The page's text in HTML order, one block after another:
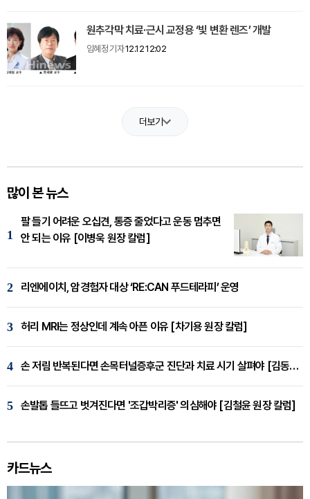
원추각막 치료·근시 교정용 ‘빛 변환 렌즈’ 개발
임혜정 기자12.12 12:02
더보기
많이 본 뉴스
1
팔 들기 어려운 오십견, 통증 줄었다고 운동 멈추면
안 되는 이유 [이병욱 원장 칼럼]
2 리엔에이치, 암경험자 대상 ‘RE:CAN 푸드테라피’ 운영
3 허리 MRI는 정상인데 계속 아픈 이유 [차기용 원장 칼럼]
4 손 저림 반복된다면 손목터널증후군 진단과 치료 시기 살펴야 [김동현 원장 칼럼]
5 손발톱 들뜨고 벗겨진다면 '조갑박리증' 의심해야 [김철윤 원장 칼럼]
카드뉴스